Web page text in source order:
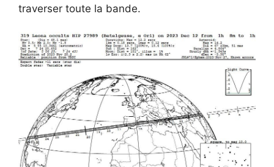
traverser toute la bande.